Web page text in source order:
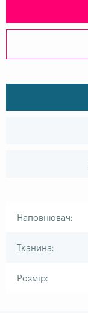
Наповнювач:
Тканина:
Розмір: